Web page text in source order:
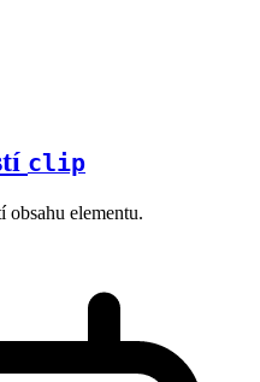
clip
obsahu elementu.